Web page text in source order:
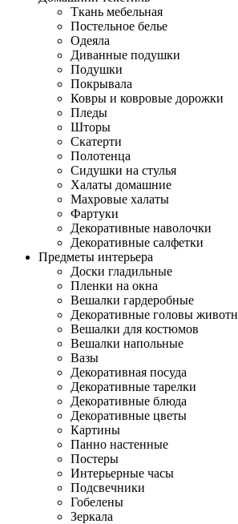
Ткань мебельная
Постельное белье
Одеяла
Диванные подушки
Подушки
Покрывала
Ковры и ковровые дорожки
Пледы
Шторы
Скатерти
Полотенца
Сидушки на стулья
Халаты домашние
Махровые халаты
Фартуки
Декоративные наволочки
Декоративные салфетки
Предметы интерьера
Доски гладильные
Пленки на окна
Вешалки гардеробные
Декоративные головы
Вешалки для костюмов
Вешалки напольные
Вазы
Декоративная посуда
Декоративные тарелки
Декоративные блюда
Декоративные цветы
Картины
Панно настенные
Постеры
Интерьерные часы
Подсвечники
Гобелены
Зеркала